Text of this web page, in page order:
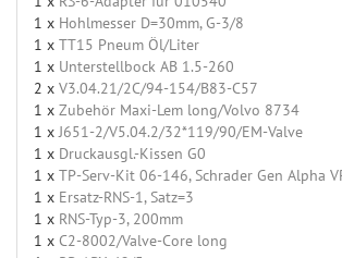
1 x Hohlmesser D=30mm, G-3/8
1 x TT15 Pneum Öl/Liter
1 x Unterstellbock AB 1.5-260
2 x V3.04.21/2C/94-154/B83-C57
1 x Zubehör Maxi-Lem long/Volvo 8734
1 xJ651-2/V5.04.2/32*119/90/EM-Valve
1 x Druckausgl.-Kissen G0
1 x TP-Serv-Kit 06-146, Schrader Gen Alpha
1 x Ersatz-RNS-1, Satz=3
1 x RNS-Typ-3, 200mm
1 x C2-8002/Valve-Core long